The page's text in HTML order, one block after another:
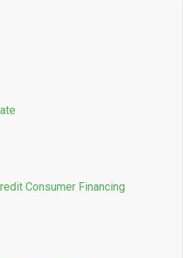
Consumer Financing